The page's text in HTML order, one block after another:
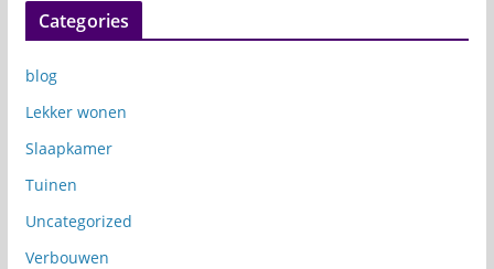
Categories
blog
Lekker wonen
Slaapkamer
Tuinen
Uncategorized
Verbouwen